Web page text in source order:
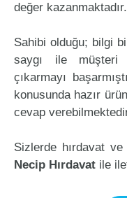
değer kazanmaktadır.
Sahibi olduğu; bilgi
saygı ile müşteri
çıkarmayı
konusunda hazır
cevap
Sizlerde hırdavat
Necip Hırdavat ile